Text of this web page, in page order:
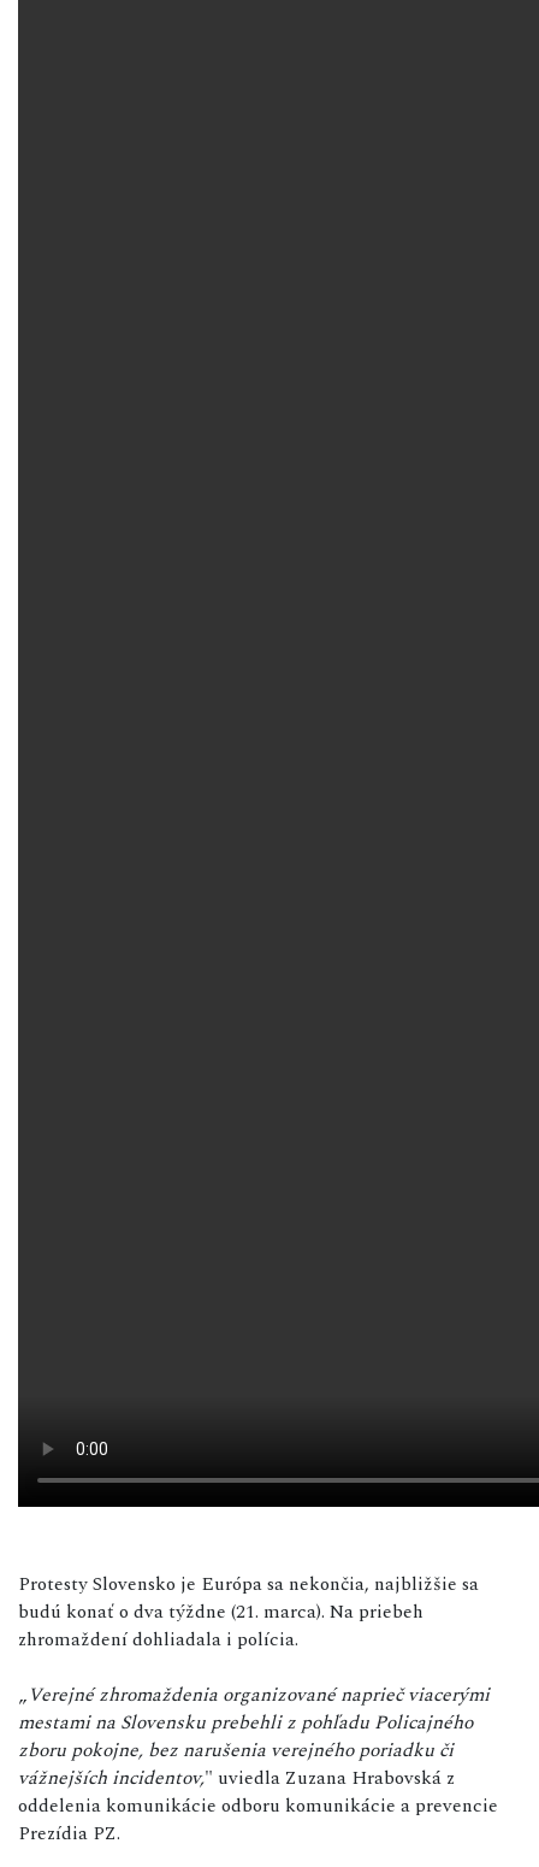
Protesty Slovensko je Európa sa nekončia, najbližšie sa
budú konať o dva týždne (21. marca). Na priebeh
zhromaždení dohliadala i polícia.
„Verejné zhromaždenia organizované naprieč viacerými
mestami na Slovensku prebehli z pohľadu Policajného
zboru pokojne, bez narušenia verejného poriadku či
vážnejších incidentov," uviedla Zuzana Hrabovská z
oddelenia komunikácie odboru komunikácie a prevencie
Prezídia PZ.